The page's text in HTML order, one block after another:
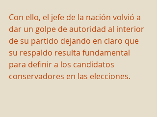
Con ello, el jefe de la nación volvió a
dar un golpe de autoridad al interior
de su partido dejando en claro que
su respaldo resulta fundamental
para definir a los candidatos
conservadores en las elecciones.